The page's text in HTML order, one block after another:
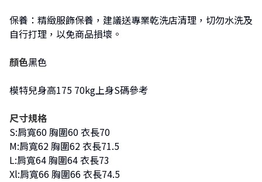
保養：精緻服飾保養，建議送專業乾洗店清理，切勿水洗及
自行打理，以免商品損壞。
顏色黑色
模特兒身高175 70kg上身S碼參考
尺寸規格
S:肩寬60 胸圍60 衣長70
M:肩寬62 胸圍62 衣長71.5
L:肩寬64 胸圍64 衣長73
Xl:肩寬66 胸圍66 衣長74.5